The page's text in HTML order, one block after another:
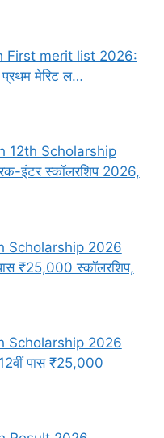
First merit list 2026:
प्रथम मेरिट ल…
12th Scholarship
इंटर स्कॉलरशिप 2026,
Scholarship 2026
₹25,000 स्कॉलरशिप,
Scholarship 2026
पास ₹25,000